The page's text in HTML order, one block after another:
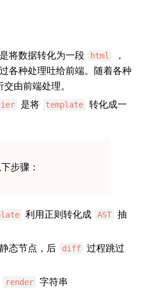
将数据转化为一段 html
，
各种处理吐给前端。随着各种
由前端处理。
是将 template
转化成一
步骤：
利用正则转化成 AST
抽
态节点，后 diff
过程跳过
render 字符串